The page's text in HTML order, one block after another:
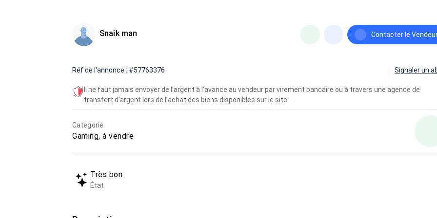
Snaik man Contacter le
Réf de l'annonce : #57763376 Signaler un
Il ne faut jamais envoyer de l’argent à l’avance au vendeur par virement bancaire ou à travers une agence de
transfert d’argent lors de l’achat des biens disponibles sur le site.
Categorie
Gaming, à vendre
Très bon
État